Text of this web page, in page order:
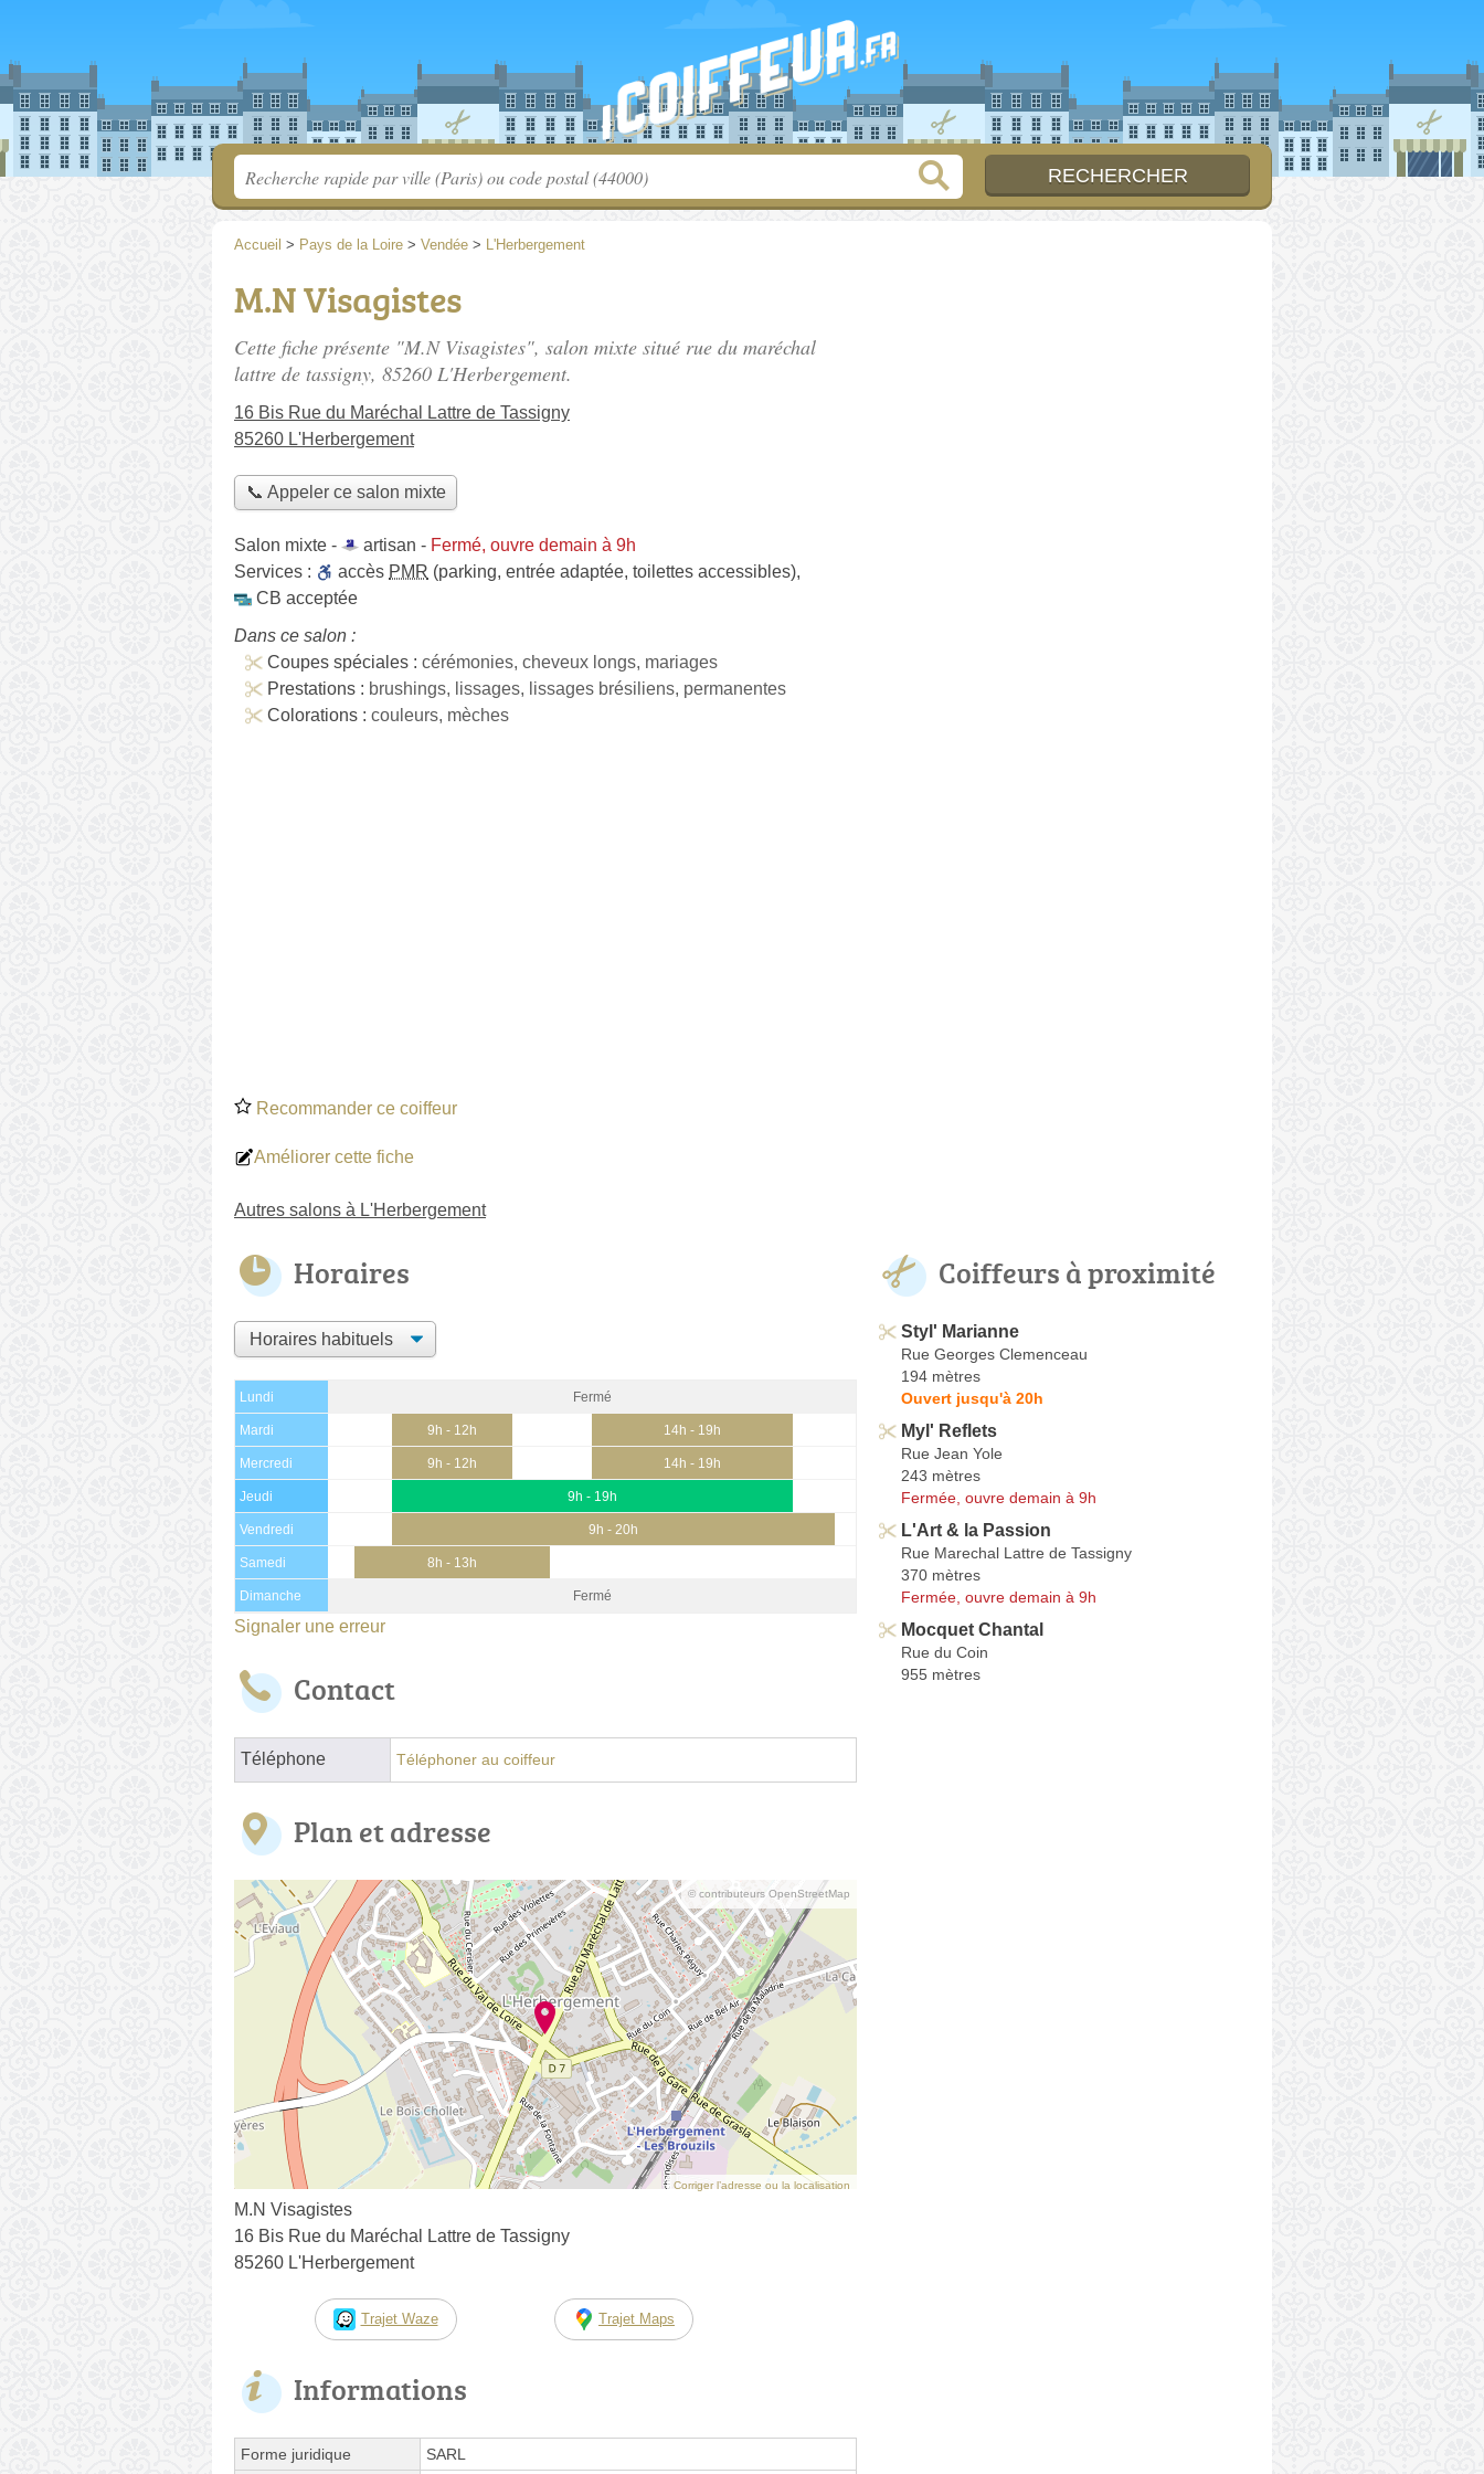
Accueil > Pays de la Loire > Vendée > L'Herbergement
M.N Visagistes
Cette fiche présente "M.N Visagistes", salon mixte situé rue du maréchal
lattre de tassigny, 85260 L'Herbergement.
16 Bis Rue du Maréchal Lattre de Tassigny
85260 L'Herbergement
📞 Appeler ce salon mixte
Salon mixte - artisan - Fermé, ouvre demain à 9h
Services :
accès PMR (parking, entrée adaptée, toilettes accessibles),
CB acceptée
Dans ce salon :
Coupes spéciales : cérémonies, cheveux longs, mariages
Prestations : brushings, lissages, lissages brésiliens, permanentes
Colorations : couleurs, mèches
Recommander ce coiffeur
Améliorer cette fiche
Autres salons à L'Herbergement
Horaires
Lundi Fermé
Mardi 9h - 12h 14h - 19h
Mercredi 9h - 12h 14h - 19h
Jeudi 9h - 19h
Vendredi 9h - 20h
Samedi 8h - 13h
Dimanche Fermé
Signaler une erreur
Contact
Téléphone Téléphoner au coiffeur
Plan et adresse
© contributeurs OpenStreetMap
Corriger l’adresse ou la localisation
M.N Visagistes
16 Bis Rue du Maréchal Lattre de Tassigny
85260 L'Herbergement
Trajet Waze Trajet Maps
Informations
Forme juridique SARL
Coiffeurs à proximité
Styl' Marianne
Rue Georges Clemenceau
194 mètres
Ouvert jusqu'à 20h
Myl' Reflets
Rue Jean Yole
243 mètres
Fermée, ouvre demain à 9h
L'Art & la Passion
Rue Marechal Lattre de Tassigny
370 mètres
Fermée, ouvre demain à 9h
Mocquet Chantal
Rue du Coin
955 mètres